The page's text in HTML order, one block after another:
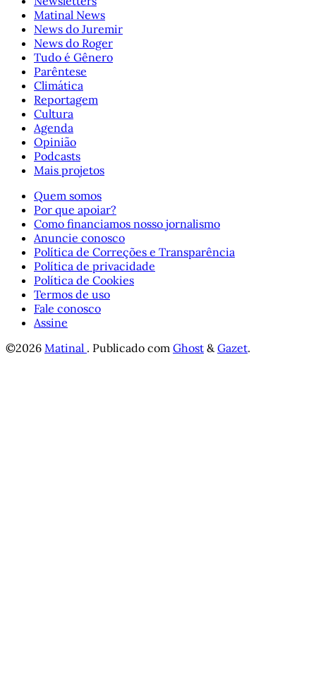
Matinal News
News do Juremir
News do Roger
Tudo é Gênero
Parêntese
Climática
Reportagem
Cultura
Agenda
Opinião
Podcasts
Mais projetos
Quem somos
Por que apoiar?
Como financiamos nosso jornalismo
Anuncie conosco
Política de Correções e Transparência
Política de privacidade
Política de Cookies
Termos de uso
Fale conosco
Assine
©2026 Matinal . Publicado com Ghost &Gazet.